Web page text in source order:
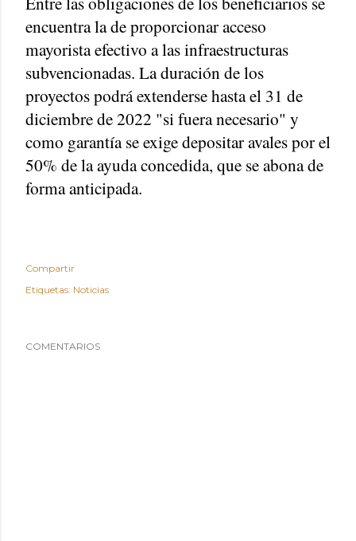
encuentra la de proporcionar acceso
mayorista efectivo a las infraestructuras
subvencionadas. La duración de los
proyectos podrá extenderse hasta el 31 de
diciembre de 2022 "si fuera necesario" y
como garantía se exige depositar avales por el
50% de la ayuda concedida, que se abona de
forma anticipada.
Compartir
Etiquetas: Noticias
COMENTARIOS